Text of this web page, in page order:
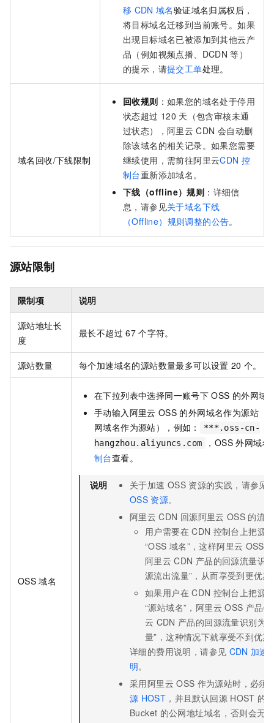
移 CDN 域名验证域名归属权后 ，
将目标域名迁移到当前账号。如果
出现目标域名已被添加到其他云产
品（例如视频点播、DCDN 等）
的提示，请提交工单处理。
域名回收/下线限制
回收规则 ：如果您的域名处于停用
状态超过 120 天（包含审核未通
过状态），阿里云 CDN 会自动删
除该域名的相关记录。如果您需要
继续使用，需前往阿里云CDN 控
制台重新添加域名。
下线（offline）规则 ：详细信
息，请参见关于域名下线
（Offline）规则调整的公告。
源站限制
限制项 说明
源站地址长
度
最长不超过 67 个字符。
源站数量 每个加速域名的源站数量最多可以设置 20 个。
OSS 域名
在下拉列表中选择同一账号下 OSS 的外网域
手动输入阿里云 OSS 的外网域名作为源站（
网域名作为源站），例如：
***.oss-cn-
hangzhou.aliyuncs.com
，OSS 外网域名
制台查看。
说明 关于加速 OSS 资源的实践，请参见
OSS 资源。
阿里云 CDN 回源阿里云 OSS 的流
用户需要在 CDN 控制台上把源
“OSS 域名”，这样阿里云 OSS
阿里云 CDN 产品的回源流量识
源流出流量”，从而享受到更优
如果用户在 CDN 控制台上把源
“源站域名”，阿里云 OSS 产品
云 CDN 产品的回源流量识别为“
量”，这种情况下就享受不到优
详细的费用说明，请参见 CDN 加速
明。
采用阿里云 OSS 作为源站时，必须
源 HOST ，并且默认回源 HOST 的
Bucket 的公网地址域名，否则会无